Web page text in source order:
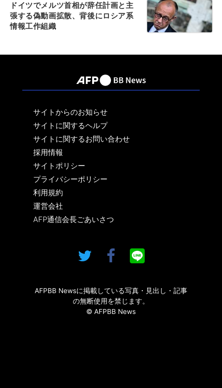
ドイツでメルツ首相が辞任計画と主
張する偽動画拡散、背後にロシア系
情報工作組織
サイトからのお知らせ
サイトに関するヘルプ
サイトに関するお問い合わせ
採用情報
サイトポリシー
プライバシーポリシー
利用規約
運営会社
AFP通信会長ごあいさつ
AFPBB Newsに掲載している写真・見出し・記事
の無断使用を禁じます。
© AFPBB News